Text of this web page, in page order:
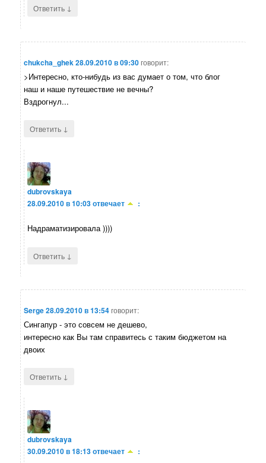
Ответить ↓
chukcha_ghek28.09.2010 в 09:30говорит:
>Интересно, кто-нибудь из вас думает о том, что блог
наш и наше путешествие не вечны?
Вздрогнул...
Ответить ↓
dubrovskaya
28.09.2010 в 10:03отвечает :
Надраматизировала ))))
Ответить ↓
Serge28.09.2010 в 13:54говорит:
Сингапур - это совсем не дешево,
интересно как Вы там справитесь с таким бюджетом на
двоих
Ответить ↓
dubrovskaya
30.09.2010 в 18:13отвечает :